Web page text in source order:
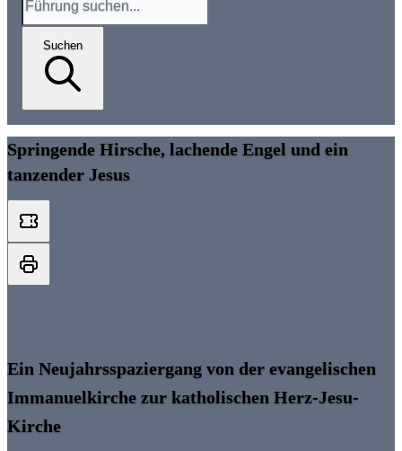
Suchen
Springende Hirsche, lachende Engel und ein
tanzender Jesus
Ein Neujahrsspaziergang von der evangelischen
Immanuelkirche zur katholischen Herz-Jesu-
Kirche